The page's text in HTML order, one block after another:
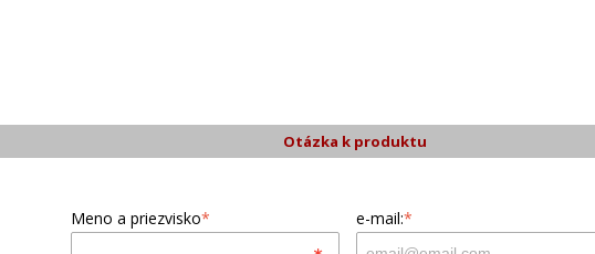
Otázka k produktu
Meno a priezvisko* e-mail:*